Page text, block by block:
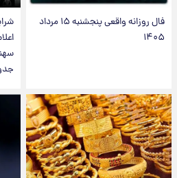
فال روزانه واقعی پنجشنبه ۱۵ مرداد
۱۴۰۵